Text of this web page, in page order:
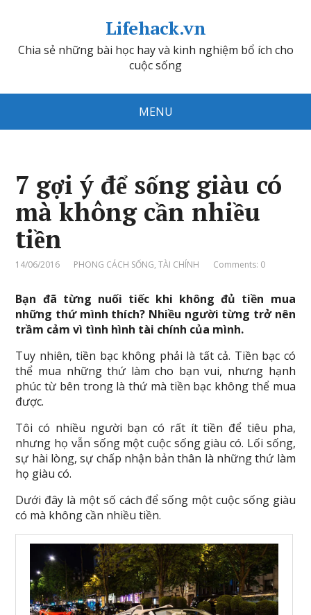
Lifehack.vn
Chia sẻ những bài học hay và kinh nghiệm bổ ích cho
cuộc sống
MENU
7 gợi ý để sống giàu có
mà không cần nhiều
tiền
14/06/2016 PHONG CÁCH SỐNG,TÀI CHÍNH Comments: 0
Bạn đã từng nuối tiếc khi không đủ tiền mua
những thứ mình thích? Nhiều người từng trở nên
trầm cảm vì tình hình tài chính của mình.
Tuy nhiên, tiền bạc không phải là tất cả. Tiền bạc có
thể mua những thứ làm cho bạn vui, nhưng hạnh
phúc từ bên trong là thứ mà tiền bạc không thể mua
được.
Tôi có nhiều người bạn có rất ít tiền để tiêu pha,
nhưng họ vẫn sống một cuộc sống giàu có. Lối sống,
sự hài lòng, sự chấp nhận bản thân là những thứ làm
họ giàu có.
Dưới đây là một số cách để sống một cuộc sống giàu
có mà không cần nhiều tiền.